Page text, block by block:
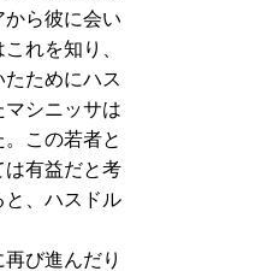
ら彼に会い
れを知り、
ためにハス
マシニッサは
この若者と
は有益だと考
と、ハスドル
び進んだり